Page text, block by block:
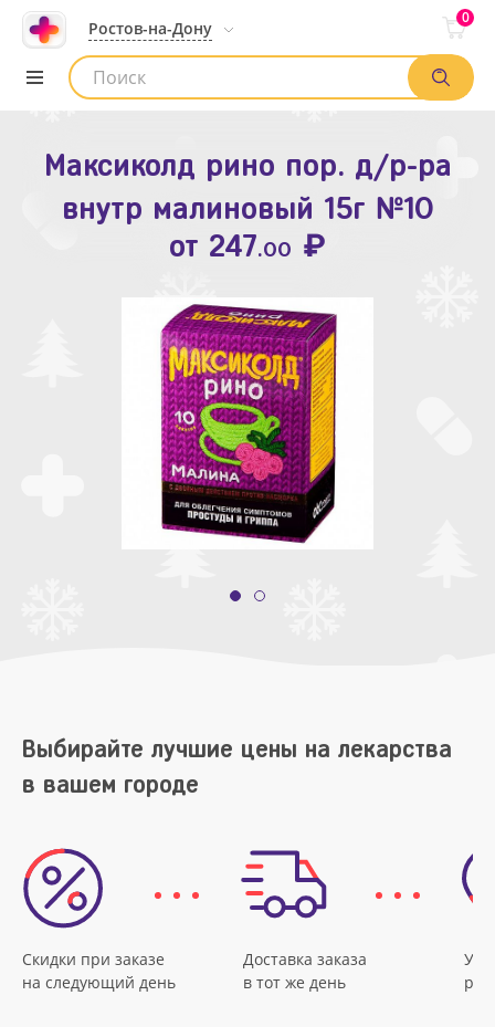
Ростов-на-Дону
0
Список аптек
Максиколд рино пор. д/р-ра
внутр малиновый 15г №10
от 247.00 ₽
Зодак таб. п.п.о. 10мг №10
от109.80 ₽
Выбирайте лучшие цены на лекарства
в вашем городе
Скидки при заказе
на следующий день
Доставка заказа
в тот же день